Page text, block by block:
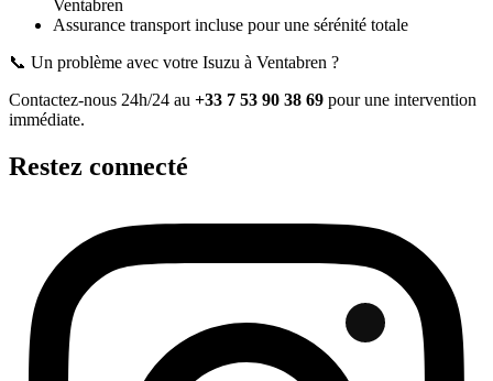
Ventabren
Assurance transport incluse pour une sérénité totale
📞 Un problème avec votre Isuzu à Ventabren ?
Contactez-nous 24h/24 au +33 7 53 90 38 69 pour une intervention
immédiate.
Restez connecté